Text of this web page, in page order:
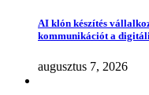
AI klón készítés
kommunikációt a
augusztus 7, 2026